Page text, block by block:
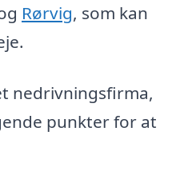
Rørvig, som kan
nedrivningsfirma,
punkter for at